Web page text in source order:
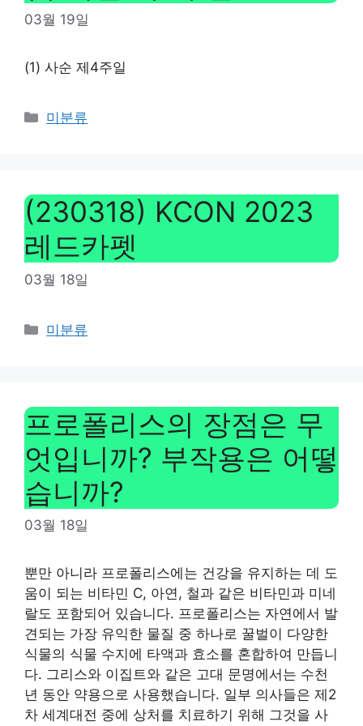
03월 19일
(1) 사순 제4주일
Categories
미분류
(230318) KCON 2023
레드카펫
03월 18일
Categories
미분류
프로폴리스의 장점은 무
엇입니까? 부작용은 어떻
습니까?
03월 18일
뿐만 아니라 프로폴리스에는 건강을 유지하는 데 도
움이 되는 비타민 C, 아연, 철과 같은 비타민과 미네
랄도 포함되어 있습니다. 프로폴리스는 자연에서 발
견되는 가장 유익한 물질 중 하나로 꿀벌이 다양한
식물의 식물 수지에 타액과 효소를 혼합하여 만듭니
다. 그리스와 이집트와 같은 고대 문명에서는 수천
년 동안 약용으로 사용했습니다. 일부 의사들은 제2
차 세계대전 중에 상처를 치료하기 위해 그것을 사